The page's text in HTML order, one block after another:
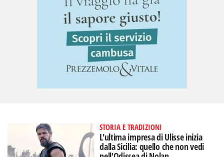
STORIA E TRADIZIONI
L'ultima impresa di Ulisse inizia
dalla Sicilia: quello che non vedi